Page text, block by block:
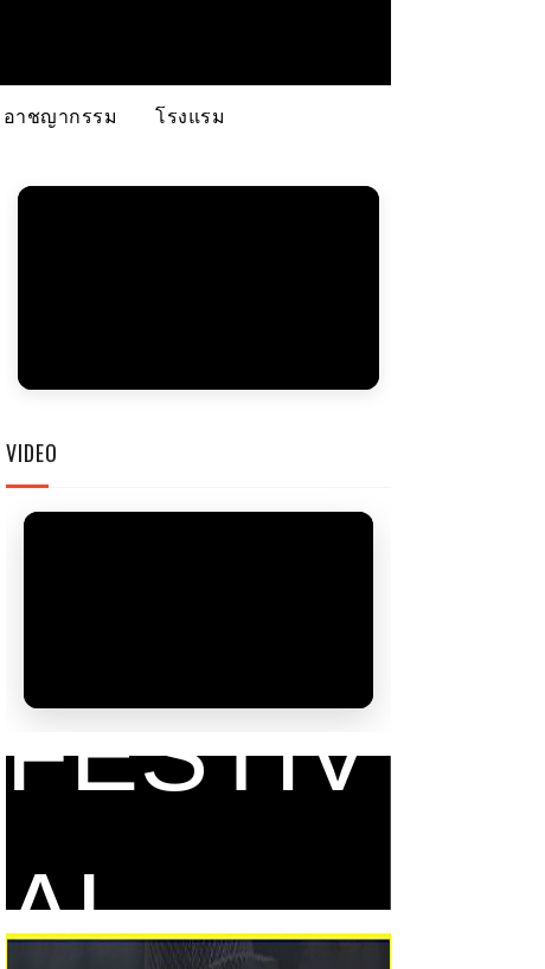
อาชญากรรม โรงแรม
VIDEO
FESTIV
AL